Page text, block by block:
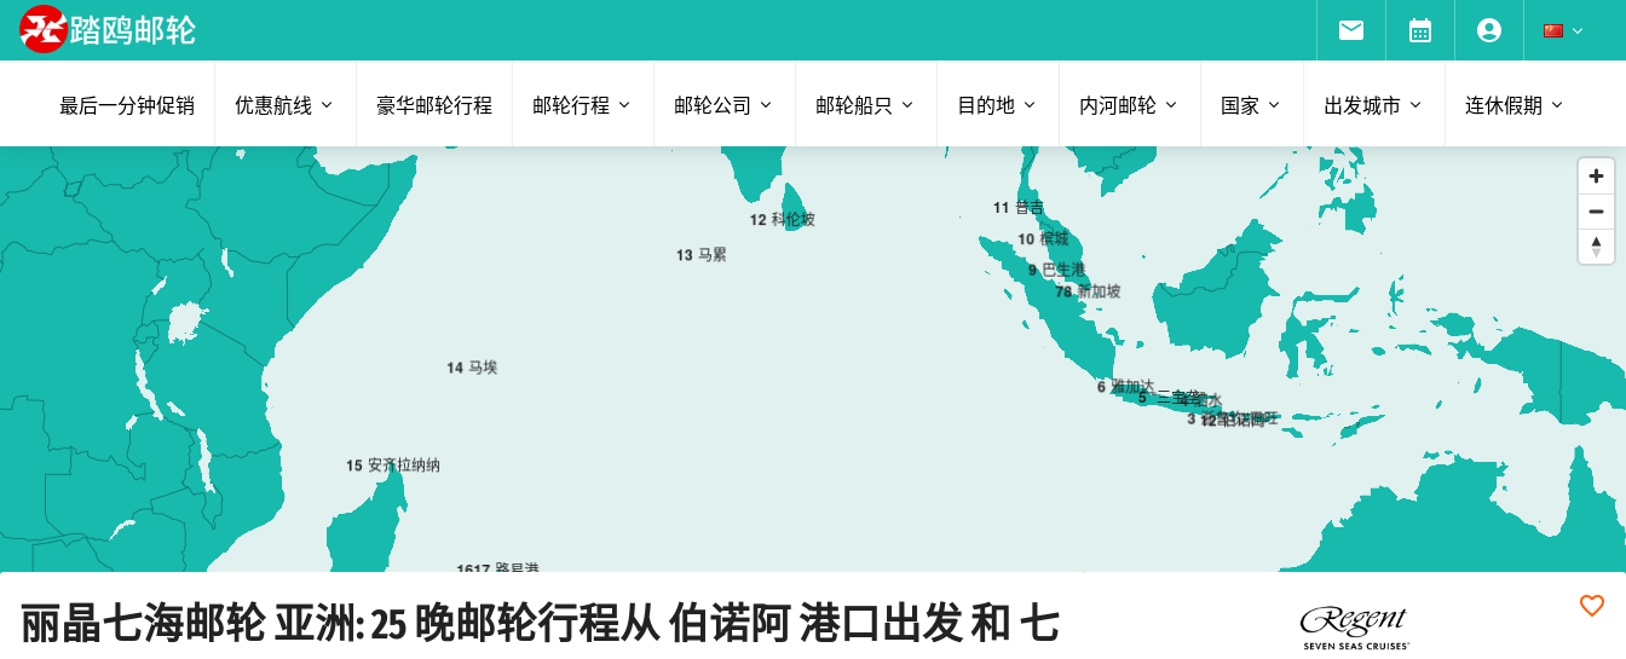
最后一分钟促销 优惠航线 豪华邮轮行程 邮轮行程 邮轮公司 邮轮船只 目的地 内河邮轮 国家 出发城市 连休假期
12 伯诺阿
3 浙鲁坎-巴旺
4 泗水
5 “三宝垄”
6 雅加达
78 新加坡
9 巴生港
10 槟城
11 普吉
12 科伦坡
13 马累
14 马埃
15 安齐拉纳纳
1617 路易港
丽晶七海邮轮 亚洲: 25 晚邮轮行程从 伯诺阿 港口出发 和 七